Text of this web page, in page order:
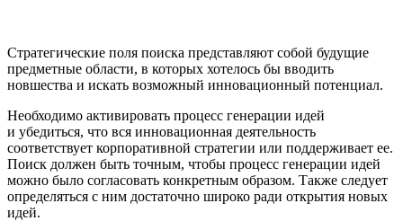
Стратегические поля поиска представляют собой будущие
предметные области, в которых хотелось бы вводить
новшества и искать возможный инновационный потенциал.
Необходимо активировать процесс генерации идей
и убедиться, что вся инновационная деятельность
соответствует корпоративной стратегии или поддерживает ее.
Поиск должен быть точным, чтобы процесс генерации идей
можно было согласовать конкретным образом. Также следует
определяться с ним достаточно широко ради открытия новых
идей.